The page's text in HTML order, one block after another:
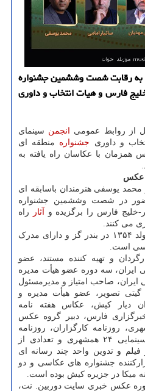
به رقابت شصت وششمین جشنواره
فارس و هیات انتخاب و داوری
از روابط عمومی انجمن سینمای
و داوری جشنواره منطقه ای
همزمان با عکاسان راه یافته به
عکس
محمد یوسفی هنرمندان باسابقه ای
در شصت وششمین جشنواره
خلیج فارس را برگزیده و آثار
راه
می کنند.
ساتیار امامی؛ ساتیار امامی متولد ۱۳۵۴ در بندر گز و دارای مدرک
است.
و تهیه کننده مستند، عضو
ایران، سه دوره عضو هیأت مدیره
صاحب امتیاز و مدیرمسئول
گیتی تصویر، عضو هیأت مدیره و
دیار کیش، عکاس هفته نامه
خبرگزاری فارس، دبیر گروه عکس
روزنامه کارگزاران، روزنامه
جام جم، مجله نسیم، مجله سینمایی ۲۴ همشهری و تعدادی از
و تدوین واحد چند رسانه ای
جشنواره های عکاسی و دو
میکا در جزیره کیش بوده است.
عکس خبری سایت دوربین. نت،